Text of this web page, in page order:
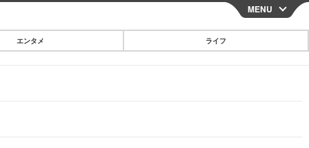
CLOSE
MENU
エンタメ ライフ